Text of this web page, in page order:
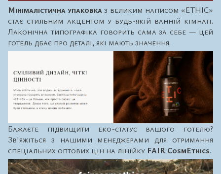
Мінімалістична упаковказ великим написом «ETHIC»
стає стильним акцентом у будь-якій ванній кімнаті.
Лаконічна типографіка говорить сама за себе — цей
готель дбає про деталі, які мають значення.
Бажаєте підвищити еко-статус вашого готелю?
Зв'яжіться з нашими менеджерами для отримання
спеціальних оптових цін на лінійку FAIR CosmEthics.